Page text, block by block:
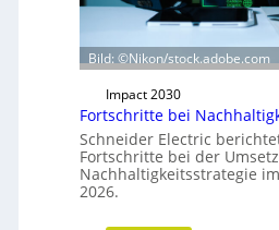
h
u
d
e
r
Bild: ©Nikon/stock.adobe.com
Impact 2030
Fortschritte bei
Schneider Electric
Fortschritte bei der
Nachhaltigkeitsstrategie
2026.